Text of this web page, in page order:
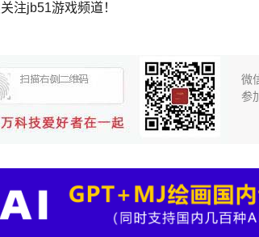
注jb51游戏频道！
微
参